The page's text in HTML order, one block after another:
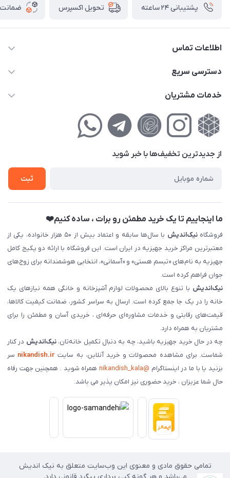
پشتیبانی ۲۴ ساعته تحویل اکسپرس ضمانت
اطلاعات تماس
02177111474
کوچه گلریز 4 غربی ، پلاک 13
دسترسی سریع
حساب کاربری
لیست محصولات
خدمات مشتریان
راهنمای‌خرید‌آنلاین
حریم خصوصی
فروش‌اقساطی
از جدید‌ترین تخفیف‌ها با‌ خبر شوید
ثبت
ما اینجاییم تا یک خرید مطمئن رو برات ، ساده کنیم❤️
فروشگاهنیک‌اندیش
با سال‌ها سابقه و اعتماد بیش از ۵۰ هزار خانواده، یکی از
معتبرترین مراکز خرید جهیزیه در ایران است. این فروشگاه با ارائه دو پکیج کامل
جهیزیه به نام‌های «تبسم هستی» و «آسمانی»، انتخابی هوشمندانه برای زوج‌های
جوان فراهم کرده است.
نیک‌اندیش با تنوع بالای محصولات لوازم آشپزخانه و خانگی همه نیازهای یک
خانه را در یک جا جمع کرده است. ارسال به سراسر کشور، ضمانت کیفیت کالاها،
قیمت‌های رقابتی و خدمات مشاوره‌ای حرفه‌ای ، خریدی آسان و مطمئن را برای
مشتریان به همراه دارد.
چه در حال خرید جهیزیه باشید، چه به دنبال تکمیل خانه‌تان،نیک‌اندیش در کنار
شماست. برای مشاهده محصولات و خرید آنلاین، به سایت nikandish.ir سر
بزنید یا با ما در اینستاگرام @nikandish_kala
همراه شوید . همچنین جهت رفاه
حال شما عزیزان ، خرید حضوری نیز امکان پذیر می باشد.
تمامی حقوق مادی و معنوی این وب‌سایت متعلق به نیک اندیش